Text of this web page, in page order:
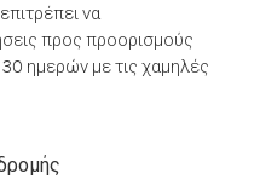
να
προς προορισμούς
30 ημερών με τις χαμηλές